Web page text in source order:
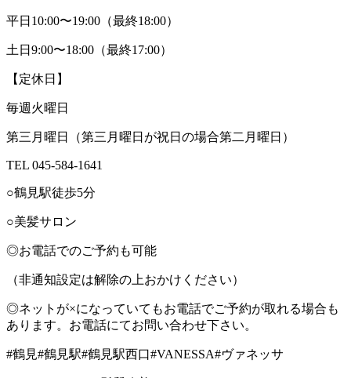
平日10:00〜19:00（最終18:00）
土日9:00〜18:00（最終17:00）
【定休日】
毎週火曜日
第三月曜日（第三月曜日が祝日の場合第二月曜日）
TEL 045-584-1641
○鶴見駅徒歩5分
○美髪サロン
◎お電話でのご予約も可能
（非通知設定は解除の上おかけください）
◎ネットが×になっていてもお電話でご予約が取れる場合も
あります。お電話にてお問い合わせ下さい。
#鶴見#鶴見駅#鶴見駅西口#VANESSA#ヴァネッサ